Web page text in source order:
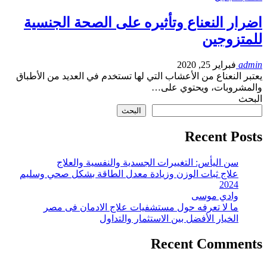
اضرار النعناع وتأثيره على الصحة الجنسية
للمتزوجين
admin فبراير 25, 2020
يعتبر النعناع من الأعشاب التي لها تستخدم في العديد من الأطباق
والمشروبات، ويحتوي على…
البحث
البحث
Recent Posts
سن اليأس: التغييرات الجسدية والنفسية والعلاج
علاج ثبات الوزن وزيادة معدل الطاقة بشكل صحي وسليم
2024
وادي موسى
ما لا تعرفه حول مستشفيات علاج الادمان فى مصر
الخيار الأفضل بين الاستثمار والتداول
Recent Comments